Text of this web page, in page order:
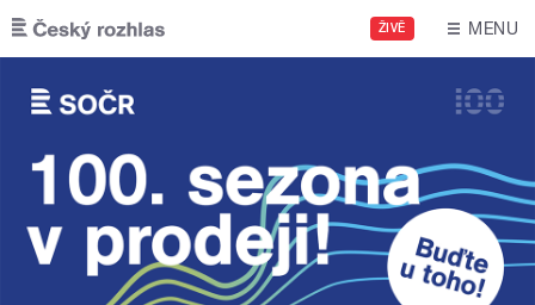
Přejít k hlavnímu obsahu
ŽIVĚ MENU